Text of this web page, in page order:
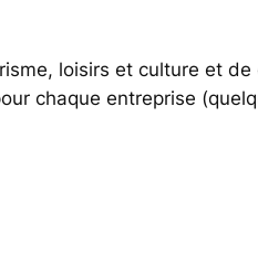
loisirs et culture et
chaque entreprise